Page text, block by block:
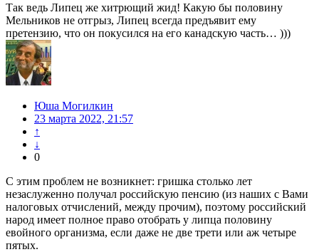
Так ведь Липец же хитрющий жид! Какую бы половину
Мельников не отгрыз, Липец всегда предъявит ему
претензию, что он покусился на его канадскую часть… )))
Юша Могилкин
23 марта 2022, 21:57
↑
↓
0
С этим проблем не возникнет: гришка столько лет
незаслуженно получал российскую пенсию (из наших с Вами
налоговых отчислений, между прочим), поэтому российский
народ имеет полное право отобрать у липца половину
евойного организма, если даже не две трети или аж четыре
пятых.